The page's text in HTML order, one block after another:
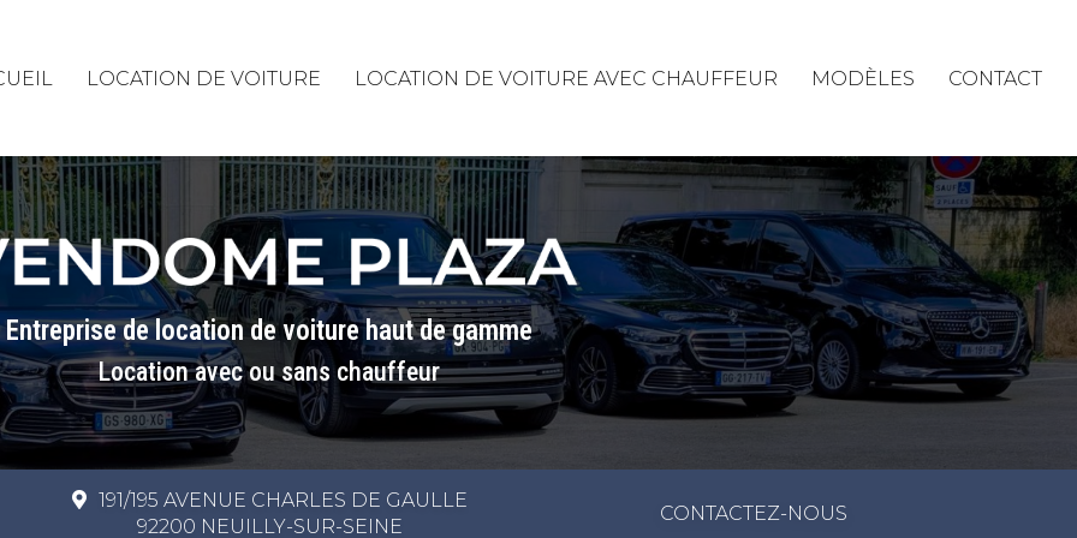
LOCATION DE VOITURE LOCATION DE VOITURE AVEC CHAUFFEUR MODÈLES CONTACT
Entreprise de location de voiture haut de gamme
Location avec ou sans chauffeur
191/195 AVENUE CHARLES DE GAULLE
92200 NEUILLY-SUR-SEINE
CONTACTEZ-NOUS